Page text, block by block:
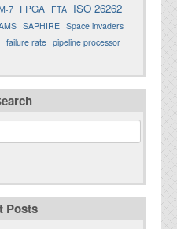
7 FPGA FTA ISO 26262
SAPHIRE Space invaders
failure rate pipeline processor
Posts